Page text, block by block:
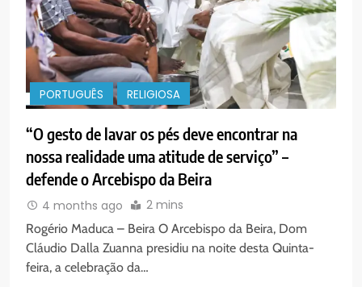
PORTUGUÊS RELIGIOSA
“O gesto de lavar os pés deve encontrar na
nossa realidade uma atitude de serviço” –
defende o Arcebispo da Beira
4 months ago 2 mins
Rogério Maduca – Beira O Arcebispo da Beira, Dom
Cláudio Dalla Zuanna presidiu na noite desta Quinta-
feira, a celebração da…